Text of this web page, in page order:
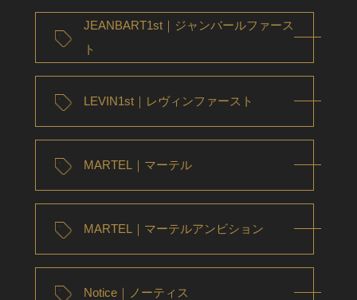
JEANBART1st｜ジャンバールファース
ト
LEVIN1st｜レヴィンファースト
MARTEL｜マーテル
MARTEL｜マーテルアンビション
Notice｜ノーティス